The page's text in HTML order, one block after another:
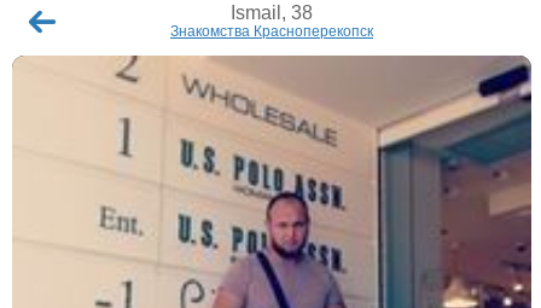
Ismail, 38
Знакомства Красноперекопск